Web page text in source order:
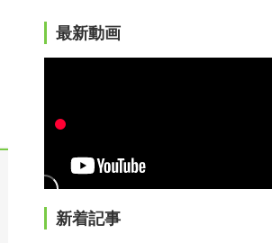
最新動画
新着記事